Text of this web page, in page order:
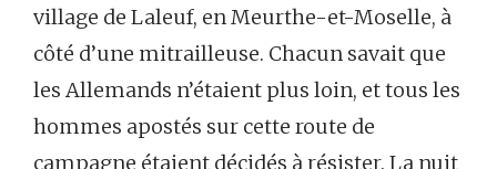
village de Laleuf, en Meurthe-et-Moselle, à
côté d’une mitrailleuse. Chacun savait que
les Allemands n’étaient plus loin, et tous les
hommes apostés sur cette route de
campagne étaient décidés à résister. La nuit